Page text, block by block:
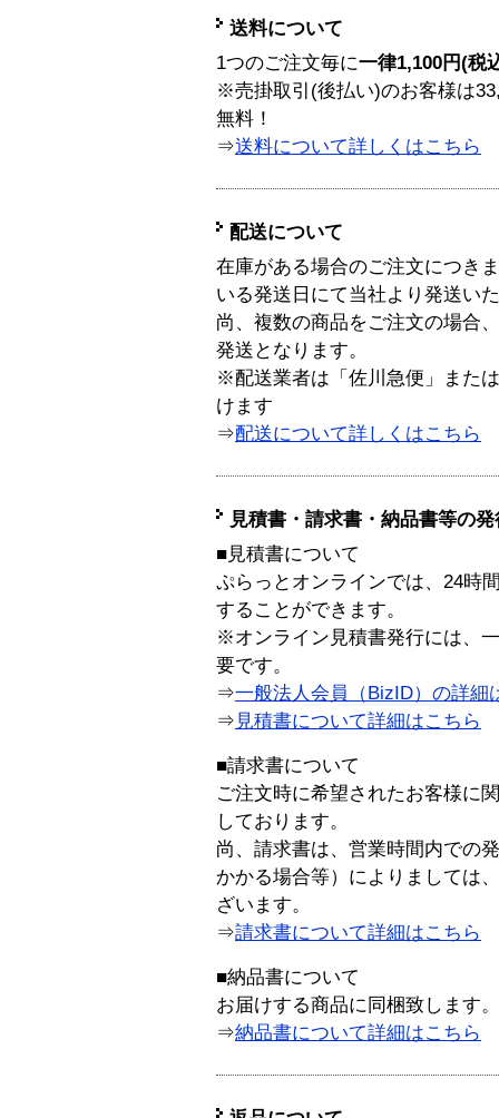
送料について
1つのご注文毎に一律1,100円(税
※売掛取引(後払い)のお客様は
無料！
⇒送料について詳しくはこちら
配送について
在庫がある場合のご注文につき
いる発送日にて当社より発送い
尚、複数の商品をご注文の場合
発送となります。
※配送業者は「佐川急便」また
けます
⇒配送について詳しくはこちら
見積書・請求書・納品書等の
■見積書について
ぷらっとオンラインでは、24時
することができます。
※オンライン見積書発行には、
要です。
⇒一般法人会員（BizID）の詳細
⇒ 見積書について詳細はこちら
■請求書について
ご注文時に希望されたお客様に
しております。
尚、請求書は、営業時間内での
かかる場合等）によりましては
ざいます。
⇒請求書について詳細はこちら
■納品書について
お届けする商品に同梱致します。
⇒納品書について詳細はこちら